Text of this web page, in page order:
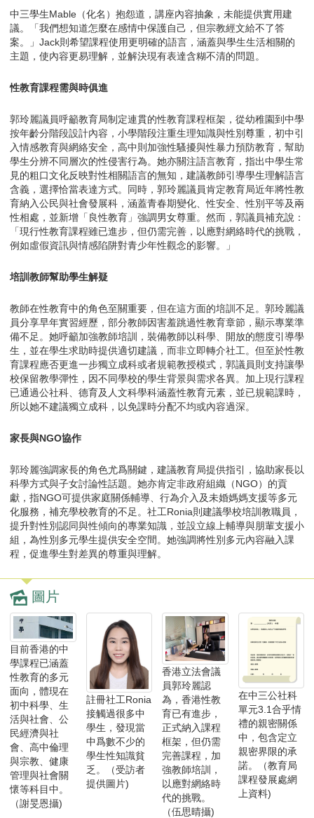
中三學生Mable（化名）抱怨道，講座內容抽象，未能提供實用建
議。「我們想知道怎麼在感情中保護自己，但宗教經文給不了答
案。」Jack則希望課程使用更明確的語言，涵蓋與學生生活相關的
主題，使內容更易理解，並解決現有表達含糊不清的問題。
性教育課程需與時俱進
郭玲麗議員呼籲教育局制定連貫的性教育課程框架，從幼稚園到中學
按年齡分階段設計內容，小學階段注重生理知識與性別尊重，初中引
入情感教育與網絡安全，高中則加強性騷擾與性暴力預防教育，幫助
學生分辨不同層次的性侵害行為。她亦關注語言教育，指出中學生常
見的粗口文化反映對性相關語言的無知，建議教師引導學生理解語言
含義，選擇恰當表達方式。同時，郭玲麗議員肯定教育局近年將性教
育納入公民與社會發展科，涵蓋青春期變化、性安全、性別平等及兩
性相處，並新增「良性教育」強調男女尊重。然而，郭議員補充說：
「現行性教育課程雖已進步，但仍需完善，以應對網絡時代的挑戰，
例如虛假資訊與情感陷阱對青少年性觀念的影響。」
培訓教師幫助學生解疑
教師在性教育中的角色至關重要，但在這方面的培訓不足。郭玲麗議
員分享早年實習經歷，部分教師因害羞跳過性教育章節，顯示專業準
備不足。她呼籲加強教師培訓，裝備教師以科學、開放的態度引導學
生，並在學生求助時提供適切建議，而非立即轉介社工。但至於性教
育課程應否更進一步獨立成科或者規範教授模式，郭議員則支持讓學
校保留教學彈性，因不同學校的學生背景與需求各異。加上現行課程
已通過公社科、德育及人文科學科涵蓋性教育元素，並已規範課時，
所以她不建議獨立成科，以免課時分配不均或內容過深。
家長與NGO協作
郭玲麗強調家長的角色尤爲關鍵，建議教育局提供指引，協助家長以
科學方式與子女討論性話題。她亦肯定非政府組織（NGO）的貢
獻，指NGO可提供家庭關係輔導、行為介入及未婚媽媽支援等多元
化服務，補充學校教育的不足。社工Ronia則建議學校培訓教職員，
提升對性別認同與性傾向的專業知識，並設立線上輔導與朋輩支援小
組，為性別多元學生提供安全空間。她強調將性別多元內容融入課
程，促進學生對差異的尊重與理解。
圖片
目前香港的中
學課程已涵蓋
性教育的多元
面向，體現在
初中科學、生
活與社會、公
民經濟與社
會、高中倫理
與宗教、健康
管理與社會關
懷等科目中。
（謝旻恩攝)
註冊社工Ronia
接觸過很多中
學生，發現當
中爲數不少的
學生性知識貧
乏。（受訪者
提供圖片)
香港立法會議
員郭玲麗認
為，香港性教
育已有進步，
正式納入課程
框架，但仍需
完善課程，加
強教師培訓，
以應對網絡時
代的挑戰。
（伍思晴攝)
在中三公社科
單元3.1合乎情
禮的親密關係
中，包含定立
親密界限的承
諾。（教育局
課程發展處網
上資料)